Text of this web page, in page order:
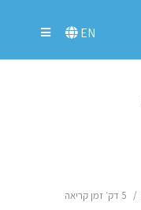
EN
5 דק׳ זמן קריאה